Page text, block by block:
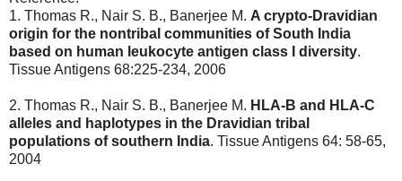
1. Thomas R., Nair S. B., Banerjee M. A crypto-Dravidian
origin for the nontribal communities of South India
based on human leukocyte antigen class I diversity.
Tissue Antigens 68:225-234, 2006
2. Thomas R., Nair S. B., Banerjee M. HLA-B and HLA-C
alleles and haplotypes in the Dravidian tribal
populations of southern India. Tissue Antigens 64: 58-65,
2004